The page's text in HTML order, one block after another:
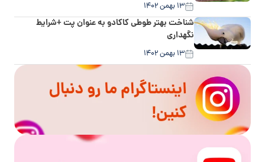
۱۳ بهمن ۱۴۰۲
شناخت بهتر طوطی کاکادو به عنوان پت +شرایط
نگهداری
۱۳ بهمن ۱۴۰۲